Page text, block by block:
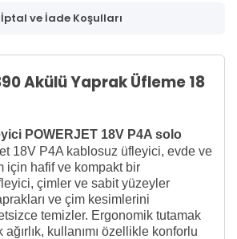
İptal ve İade Koşulları
Akülü Yaprak Üfleme 18
POWERJET 18V P4A solo
18V P4A kablosuz üfleyici, evde ve
için hafif ve kompakt bir
çimler ve sabit yüzeyler
ve çim kesimlerini
temizler. Ergonomik tutamak
kullanımı özellikle konforlu